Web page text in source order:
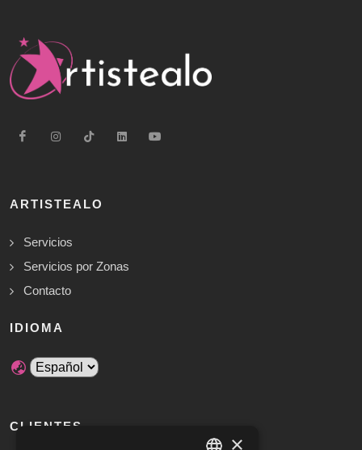
ARTISTEALO
Servicios
Servicios por Zonas
Contacto
IDIOMA
CLIENTES
×